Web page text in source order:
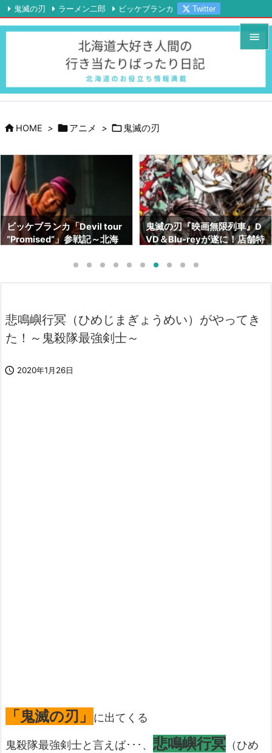



次へ

検索
鬼滅の刃 ラーメン二郎 ビッケブランカ
Twitter
Instagram
YouTube RSS Feedly
 HOME > アニメ >  鬼滅の刃
鬼滅の刃『映画無限列車』D
VD＆Blu-reyが遂に！店舗特
でも予約出来ます】
鬼滅の刃画集『幾星霜』が素
晴らしい！！ネタバレも！！
も売ってます】
悲鳴嶼行冥（ひめじまぎょうめい）がやってき
た！～鬼殺隊最強剣士～
 2020年1月26日
「鬼滅の刃」 に出てくる
鬼殺隊最強剣士と言えば･･･、 悲鳴嶼行冥 （ひめ